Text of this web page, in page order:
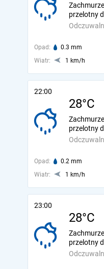
przelotny
Opad: 0.3 mm
Wiatr:
1 km/h
22:00
28°C
przelotny
Opad: 0.2 mm
Wiatr:
1 km/h
23:00
28°C
przelotny